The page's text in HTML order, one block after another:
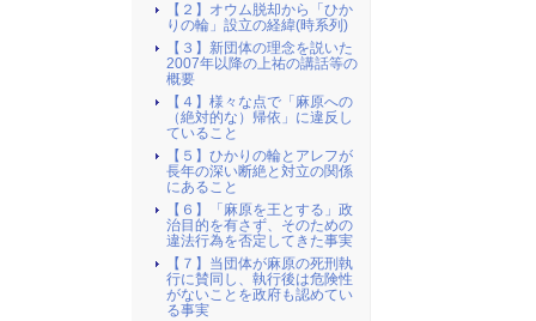
【２】オウム脱却から「ひか
りの輪」設立の経緯(時系列)
【３】新団体の理念を説いた
2007年以降の上祐の講話等の
概要
【４】様々な点で「麻原への
（絶対的な）帰依」に違反し
ていること
【５】ひかりの輪とアレフが
長年の深い断絶と対立の関係
にあること
【６】「麻原を王とする」政
治目的を有さず、そのための
違法行為を否定してきた事実
【７】当団体が麻原の死刑執
行に賛同し、執行後は危険性
がないことを政府も認めてい
る事実